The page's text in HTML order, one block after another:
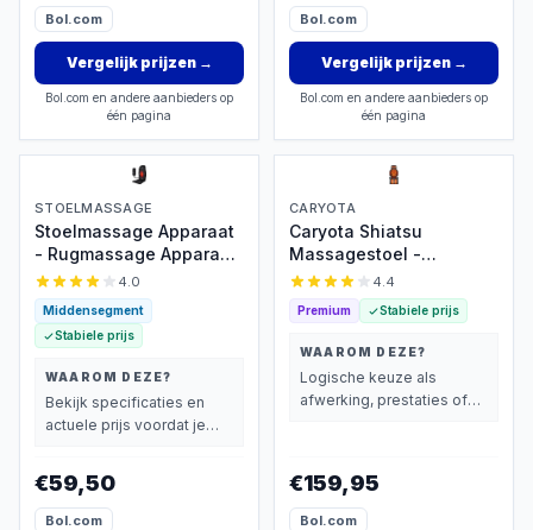
Bol.com
Vergelijk prijzen→
Bol.com en andere aanbieders op
één pagina
Bol.com
Vergelijk prijzen→
Bol.com en andere aanbieders op
één pagina
STOELMASSAGE
Stoelmassage Apparaat
- Rugmassage Apparaat
- Rugmassage Stoel -
Infrarood Verwarming -
Massage -
Pijnbestrijding
4.0
Middensegment
Stabiele prijs
WAAROM DEZE?
Bekijk specificaties en
actuele prijs voordat je
€59,50
Bol.com
CARYOTA
Caryota Shiatsu
Massagestoel -
Massage Apparaat -
Massagekussen met
Infrarood Warmte - 2-
delig - Been
4.4
Premium Stabiele prijs
WAAROM DEZE?
Logische keuze als
afwerking, prestaties of
€159,95
Bol.com